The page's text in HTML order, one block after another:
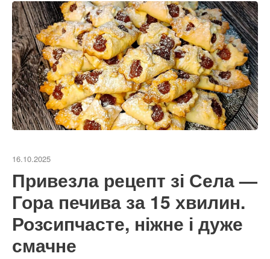
16.10.2025
Привезла рецепт зі Села —
Гора печива за 15 хвилин.
Розсипчасте, ніжне і дуже
смачне